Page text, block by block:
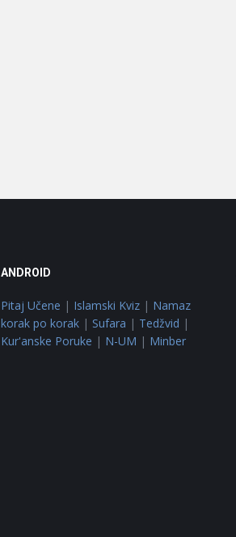
ANDROID
Pitaj Učene | Islamski Kviz| Namaz
korak po korak| Sufara | Tedžvid |
Kur'anske Poruke | N-UM | Minber